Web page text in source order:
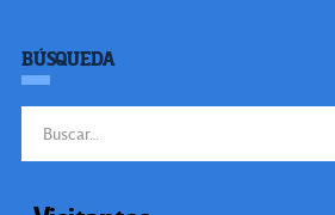
BÚSQUEDA